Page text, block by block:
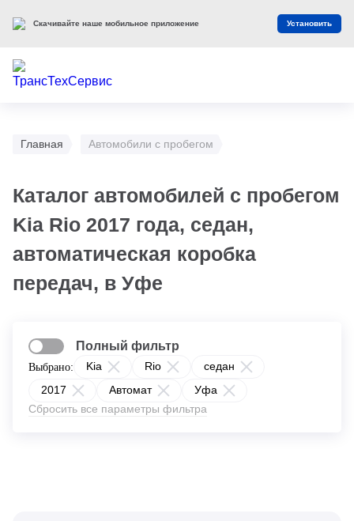
Главная Автомобили с пробегом
Каталог автомобилей с пробегом
Kia Rio 2017 года, седан,
автоматическая коробка
передач, в Уфе
Выбрано: Kia Rio
седан
2017
Автомат
Уфа
Сбросить все параметры фильтра
Полный фильтр
Скачивайте наше мобильное приложение Установить